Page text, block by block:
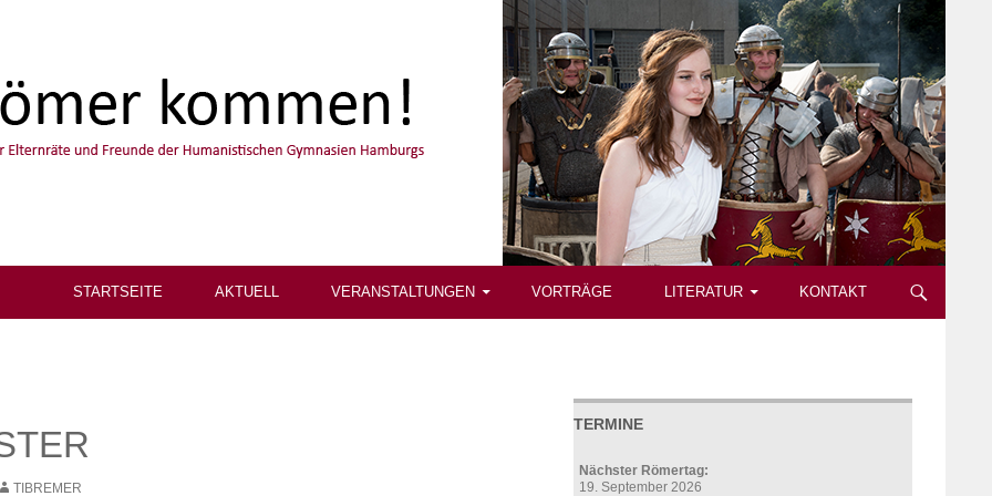
STARTSEITE AKTUELL VERANSTALTUNGEN VORTRÄGE LITERATUR KONTAKT
TIBREMER
TERMINE
Nächster Römertag:
19. September 2026